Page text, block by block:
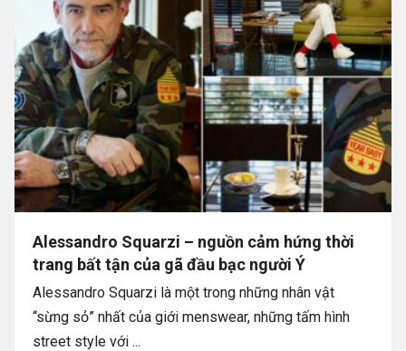
Alessandro Squarzi – nguồn cảm hứng thời
trang bất tận của gã đầu bạc người Ý
Alessandro Squarzi là một trong những nhân vật
“sừng sỏ” nhất của giới menswear, những tấm hình
street style với ...